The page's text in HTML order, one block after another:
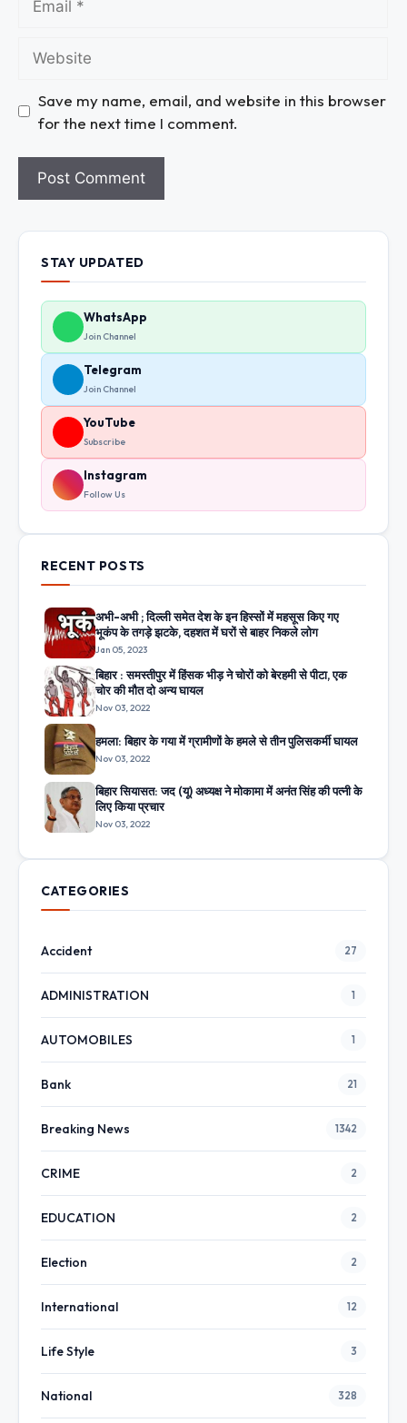
Save my name, email, and website in this browser
for the next time I comment.
STAY UPDATED
WhatsApp
Join Channel
Telegram
Join Channel
YouTube
Subscribe
Instagram
Follow Us
RECENT POSTS
अभी-अभी ; दिल्ली समेत देश के इन हिस्सों में महसूस किए गए
भूकंप के तगड़े झटके, दहशत में घरों से बाहर निकले लोग
Jan 05, 2023
बिहार : समस्तीपुर में हिंसक भीड़ ने चोरों को बेरहमी से पीटा, एक
चोर की मौत दो अन्य घायल
Nov 03, 2022
हमला: बिहार के गया में ग्रामीणों के हमले से तीन पुलिसकर्मी घायल
Nov 03, 2022
बिहार सियासत: जद (यू) अध्यक्ष ने मोकामा में अनंत सिंह की पत्नी के
लिए किया प्रचार
Nov 03, 2022
CATEGORIES
Accident 27
ADMINISTRATION 1
AUTOMOBILES 1
Bank 21
Breaking News 1342
CRIME 2
EDUCATION 2
Election 2
International 12
Life Style 3
National 328